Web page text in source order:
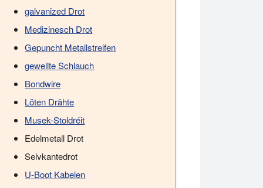
galvanized Drot
Medizinesch Drot
Gepuncht Metallstreifen
gewellte Schlauch
Bondwire
Löten Drähte
Musek-Stoldréit
Edelmetall Drot
Selvkantedrot
U-Boot Kabelen